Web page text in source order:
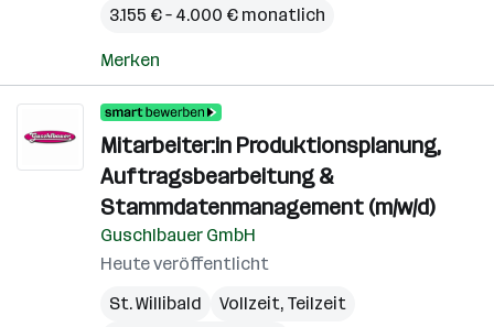
3.155 € – 4.000 € monatlich
Merken
Mitarbeiter:in Produktionsplanung,
Auftragsbearbeitung &
Stammdatenmanagement (m/w/d)
Guschlbauer GmbH
Heute veröffentlicht
St. Willibald
Vollzeit, Teilzeit